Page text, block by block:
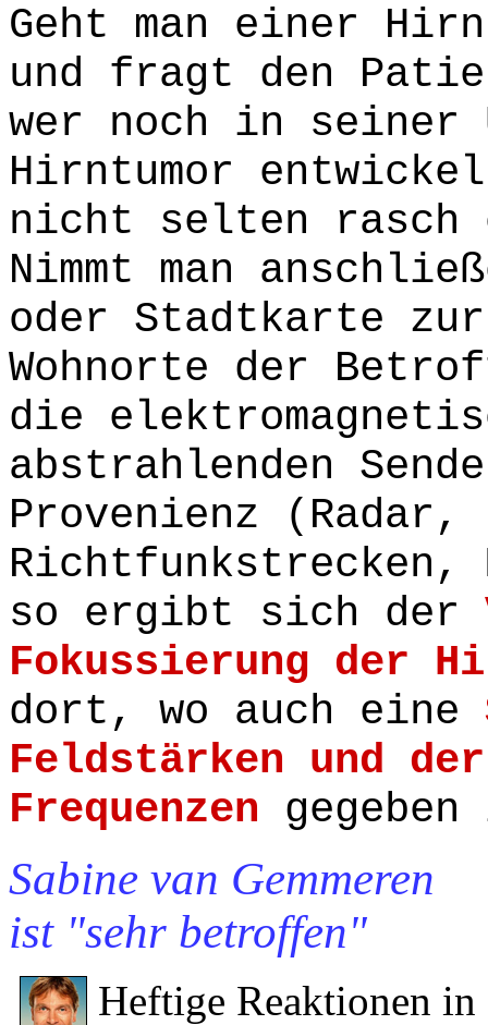
Geht man einer
und fragt den
wer noch in seiner
Hirntumor
nicht selten rasch
Nimmt man
oder Stadtkarte
Wohnorte der
die
abstrahlenden
Provenienz (Radar,
Richtfunkstrecken,
so ergibt sich der
Fokussierung der
dort, wo auch eine
Feldstärken und
Frequenzen
Sabine van Gemmeren
ist "sehr betroffen"
Heftige Reaktionen